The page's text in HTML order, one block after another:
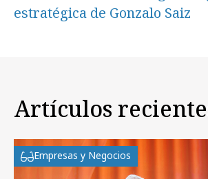
estratégica de Gonzalo Saiz
Artículos
Empresas y Negocios